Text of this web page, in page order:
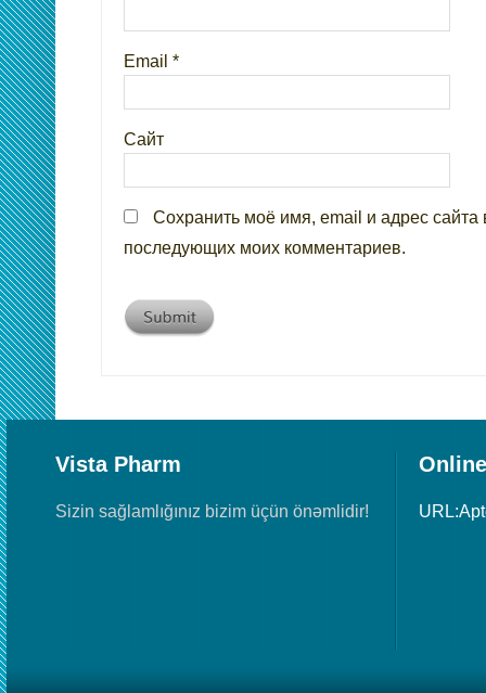
Email *
Сайт
Сохранить моё имя, email и адрес сайта
последующих моих комментариев.
Vista Pharm
Sizin sağlamlığınız bizim üçün önəmlidir!